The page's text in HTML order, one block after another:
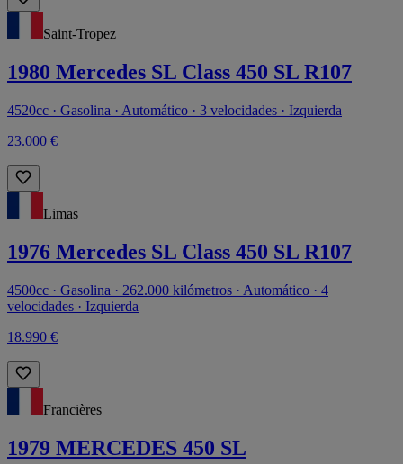
Saint-Tropez
1980 Mercedes SL Class 450 SL R107
4520cc · Gasolina · Automático · 3 velocidades · Izquierda
23.000 €
Limas
1976 Mercedes SL Class 450 SL R107
4500cc · Gasolina · 262.000 kilómetros · Automático · 4
velocidades · Izquierda
18.990 €
Francières
1979 MERCEDES 450 SL